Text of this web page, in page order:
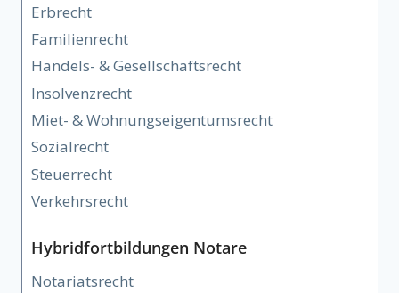
Erbrecht
Familienrecht
Handels- & Gesellschaftsrecht
Insolvenzrecht
Miet- & Wohnungseigentumsrecht
Sozialrecht
Steuerrecht
Verkehrsrecht
Hybridfortbildungen Notare
Notariatsrecht